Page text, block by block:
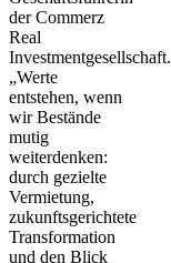
der Commerz
Real
Investmentgesellschaft.
„Werte
entstehen, wenn
wir Bestände
mutig
weiterdenken:
durch gezielte
Vermietung,
zukunftsgerichtete
Transformation
und den Blick